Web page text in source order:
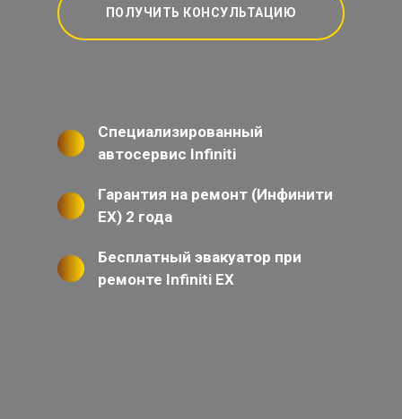
ПОЛУЧИТЬ КОНСУЛЬТАЦИЮ
Специализированный
автосервис Infiniti
Гарантия на ремонт (Инфинити
ЕХ) 2 года
Бесплатный эвакуатор при
ремонте Infiniti EX